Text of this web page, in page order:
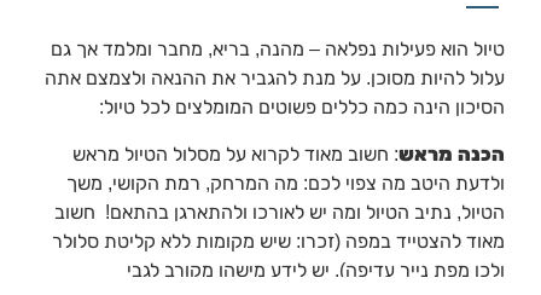
טיול הוא פעילות נפלאה – מהנה, בריא, מחבר ומלמד אך גם
עלול להיות מסוכן. על מנת להגביר את ההנאה ולצמצם אתה
הסיכון הינה כמה כללים פשוטים המומלצים לכל טיול:
הכנה מראש: חשוב מאוד לקרוא על מסלול הטיול מראש
ולדעת היטב מה צפוי לכם: מה המרחק, רמת הקושי, משך
הטיול, נתיב הטיול ומה יש לאורכו ולהתארגן בהתאם! חשוב
מאוד להצטייד במפה (זכרו: שיש מקומות ללא קליטת סלולר
ולכן מפת נייר עדיפה). יש לידע מישהו מקורב לגבי